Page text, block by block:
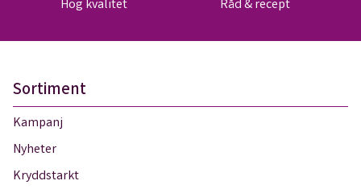
Hög kvalitet Råd & recept
Sortiment
Kampanj
Nyheter
Kryddstarkt